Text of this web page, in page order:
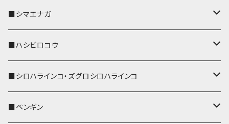
リールのみ
ストラップ付
IDカードホルダー
キーケース
名刺入れ・カードケース
コインケース
リール付きストラップ
リールのみ
ストラップ付
キーケース
名刺入れ・カードケース
メガネケース
パスケース
IDカードホルダー
リール付きストラップ
リールのみ
キーケース
キーホルダー
パスケース
リール付きストラップ
リールのみ
メガネケース
キーカバー
キーホルダー
パスケース
リール付きストラップ
■シマエナガ
キーカバー
キーホルダー
パスケース
■ハシビロコウ
キーカバー
キーホルダー
■シロハラインコ・ズグロシロハラインコ
キーカバー
■ペンギン